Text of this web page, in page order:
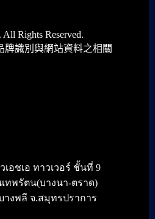
Rights Reserved.
牌識別與網站資料之相關
เอชเอ ทาวเวอร์ ชั้นที่ 9
ทพรัตน(บางนา-ตราด)
างพลี จ.สมุทรปราการ